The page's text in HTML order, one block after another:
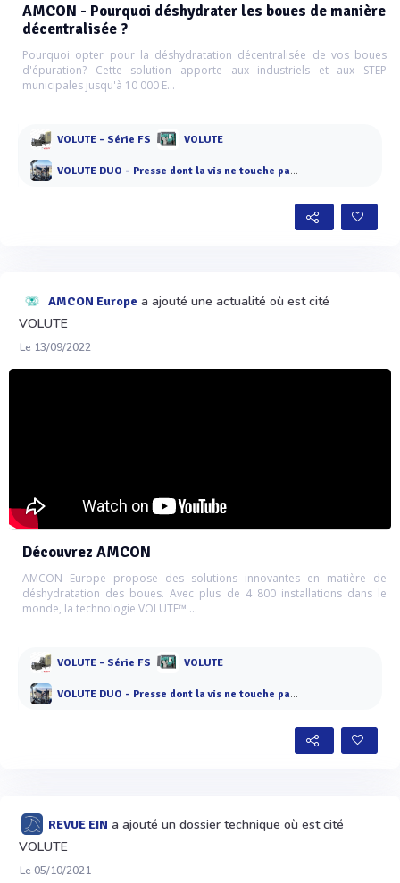
AMCON - Pourquoi déshydrater les boues de manière
décentralisée ?
Pourquoi opter pour la déshydratation décentralisée de vos boues
d'épuration? Cette solution apporte aux industriels et aux STEP
municipales jusqu'à 10 000 E...
VOLUTE - Série FS VOLUTE
VOLUTE DUO - Presse dont la vis ne touche pas les anneaux
AMCON Europe a ajouté une actualité où est cité
VOLUTE
Le 13/09/2022
Découvrez AMCON
AMCON Europe propose des solutions innovantes en matière de
déshydratation des boues. Avec plus de 4 800 installations dans le
monde, la technologie VOLUTE™ ...
VOLUTE - Série FS VOLUTE
VOLUTE DUO - Presse dont la vis ne touche pas les anneaux
REVUE EIN a ajouté un dossier technique où est cité
VOLUTE
Le 05/10/2021